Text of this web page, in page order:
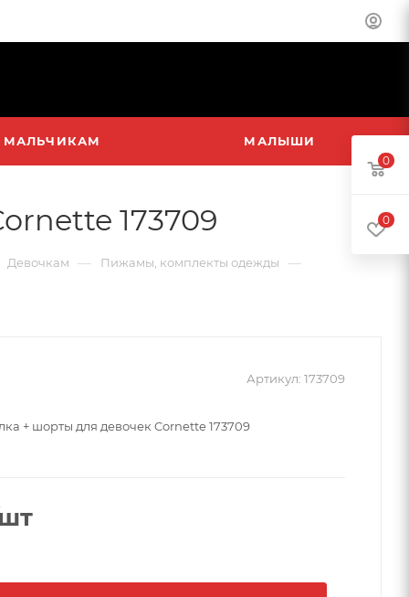
МАЛЬЧИКАМ МАЛЫШИ
173709
Девочкам — Пижамы, комплекты одежды —
Артикул: 173709
+ шорты для девочек Cornette 173709
0
0